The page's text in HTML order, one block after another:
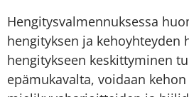
Hengitysvalmennuksessa
hengityksen ja kehoyhteyden
hengitykseen keskittyminen
epämukavalta, voidaan